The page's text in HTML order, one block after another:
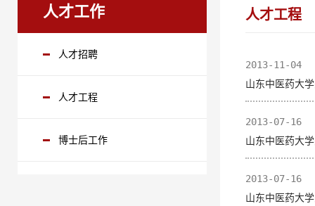
人才工作
人才招聘
人才工程
博士后工作
人才工程
2013-11-04
山东中医药大
2013-07-16
山东中医药大
2013-07-16
山东中医药大